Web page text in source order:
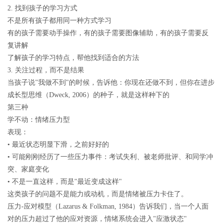
2. 找到孩子的学习方式
不是所有孩子都用同一种方式学习
有的孩子需要动手操作，有的孩子需要图像辅助，有的孩子需要反
复讲解
了解孩子的学习特点，帮他找到适合的方法
3. 关注过程，而不是结果
当孩子说"我做不到"的时候，告诉他：你现在还做不到，但你在进步
成长型思维（Dweck, 2006）的种子，就是这样种下的
第三种
学不动：情绪压力型
表现：
• 最近状态明显下滑，之前好好的
• 可能刚刚经历了一些压力事件：考试失利、被老师批评、和同学冲
突、家庭变化
• 不是一直这样，而是"最近变成这样"
这类孩子的问题不是能力或动机，而是情绪被压力卡住了。
压力-应对模型（Lazarus & Folkman, 1984）告诉我们，当一个人面
对的压力超过了他的应对资源，情绪系统会进入"应激状态"